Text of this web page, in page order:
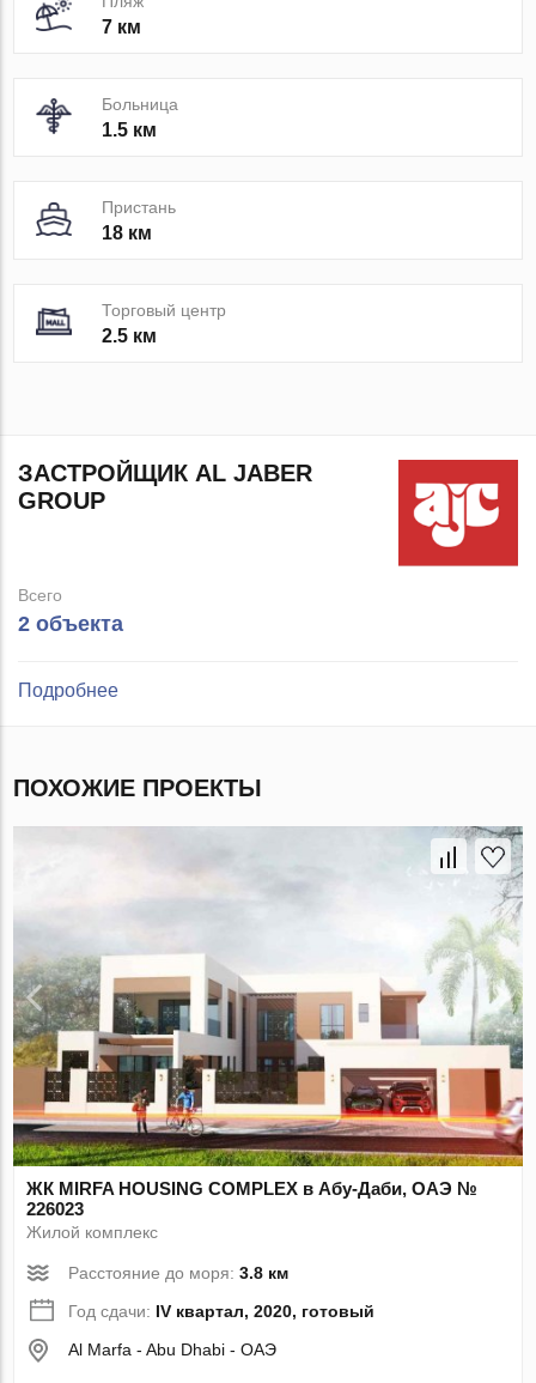
7 км
Больница
1.5 км
Пристань
18 км
Торговый центр
2.5 км
ЗАСТРОЙЩИК AL JABER
GROUP
Всего
2 объекта
Подробнее
ПОХОЖИЕ ПРОЕКТЫ
ЖК MIRFA HOUSING COMPLEX в Абу-Даби, ОАЭ №
226023
Жилой комплекс
Расстояние до моря:3.8 км
Год сдачи: IV квартал, 2020, готовый
Al Marfa - Abu Dhabi - ОАЭ